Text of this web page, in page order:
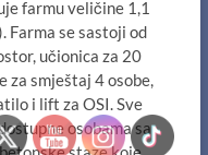
farmu veličine 1,1
Farma se sastoji od
učionica za 20
za smještaj 4 osobe,
i lift za OSI. Sve
osobama sa